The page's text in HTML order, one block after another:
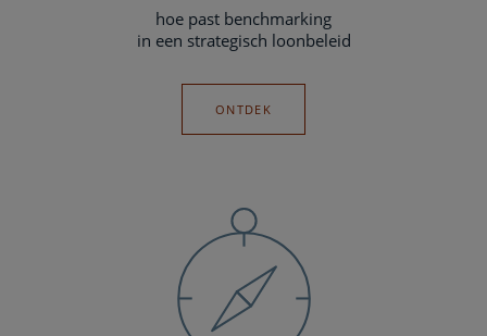
hoe past benchmarking
in een strategisch loonbeleid
ONTDEK